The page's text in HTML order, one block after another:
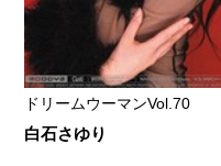
ドリームウーマンVol.70
白石さゆり